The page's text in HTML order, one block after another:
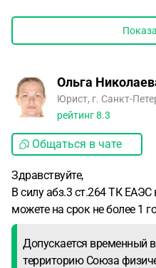
Ольга
Юрист, г. Санкт-
рейтинг8.3
Общаться в чате
Здравствуйте,
В силу абз.3 ст.264 ТК
можете на срок не более 1
Допускается временный
территорию Союза